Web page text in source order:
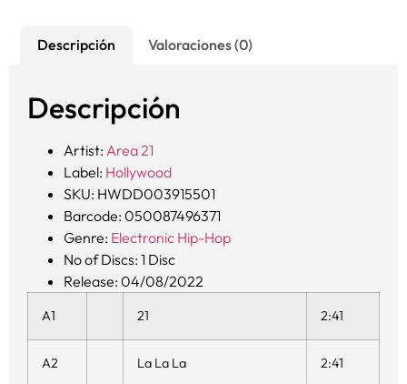
Descripción Valoraciones (0)
Descripción
Artist: Area 21
Label: Hollywood
SKU: HWDD003915501
Barcode: 050087496371
Genre: Electronic Hip-Hop
No of Discs: 1 Disc
Release: 04/08/2022
A1 21 2:41
A2 La La La 2:41